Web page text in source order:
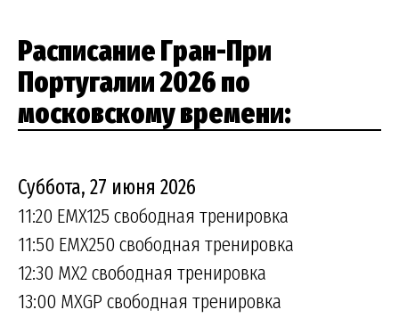
Расписание Гран-При
Португалии 2026 по
московскому времени:
Суббота, 27 июня 2026
11:20 EMX125 свободная тренировка
11:50 EMX250 свободная тренировка
12:30 MX2 свободная тренировка
13:00 MXGP свободная тренировка